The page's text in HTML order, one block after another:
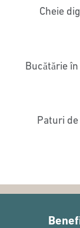
Cheie
Bucătărie
Paturi